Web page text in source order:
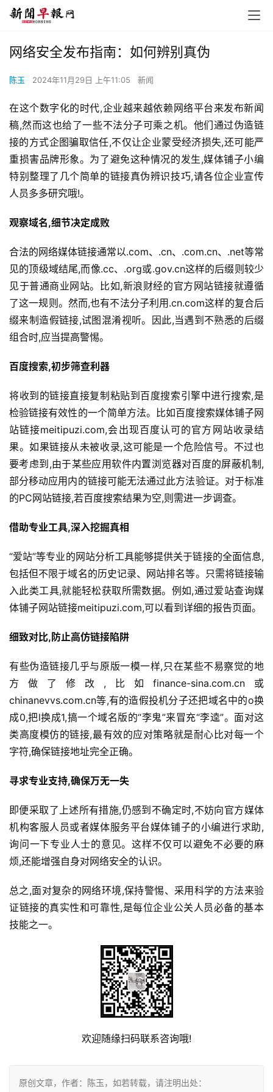
网络安全发布指南：如何辨别真伪
陈玉 2024年11月29日 上午11:05 新闻
在这个数字化的时代,企业越来越依赖网络平台来发布新闻
稿,然而这也给了一些不法分子可乘之机。他们通过伪造链
接的方式企图骗取信任,不仅让企业蒙受经济损失,还可能严
重损害品牌形象。为了避免这种情况的发生,媒体铺子小编
特别整理了几个简单的链接真伪辨识技巧,请各位企业宣传
人员多多研究哦!。
观察域名,细节决定成败
合法的网络媒体链接通常以.com、.cn、.com.cn、.net等常
见的顶级域结尾,而像.cc、.org或.gov.cn这样的后缀则较少
见于普通商业网站。比如,新浪财经的官方网站链接就遵循
了这一规则。然而,也有不法分子利用.cn.com这样的复合后
缀来制造假链接,试图混淆视听。因此,当遇到不熟悉的后缀
组合时,应当提高警惕。
百度搜索,初步筛查利器
将收到的链接直接复制粘贴到百度搜索引擎中进行搜索,是
检验链接有效性的一个简单方法。比如百度搜索媒体铺子网
站链接meitipuzi.com,会出现百度认可的官方网站收录结
果。如果链接从未被收录,这可能是一个危险信号。不过也
要考虑到,由于某些应用软件内置浏览器对百度的屏蔽机制,
部分移动应用内的链接可能无法通过此方法验证。对于标准
的PC网站链接,若百度搜索结果为空,则需进一步调查。
借助专业工具,深入挖掘真相
“爱站”等专业的网站分析工具能够提供关于链接的全面信息,
包括但不限于域名的历史记录、网站排名等。只需将链接输
入此类工具,就能轻松获取所需数据。例如,通过爱站查询媒
体铺子网站链接meitipuzi.com,可以看到详细的报告页面。
细致对比,防止高仿链接陷阱
有些伪造链接几乎与原版一模一样,只在某些不易察觉的地
方做了修改,比如finance-sina.com.cn或
chinanevvs.com.cn等,有的造假投机分子还把域名中的o换
成0,把l换成1,搞一个域名版的“李鬼”来冒充“李逵”。面对这
类高度模仿的链接,最有效的应对策略就是耐心比对每一个
字符,确保链接地址完全正确。
寻求专业支持,确保万无一失
即便采取了上述所有措施,仍感到不确定时,不妨向官方媒体
机构客服人员或者媒体服务平台媒体铺子的小编进行求助,
询问一下专业人士的意见。这样不仅可以避免不必要的麻
烦,还能增强自身对网络安全的认识。
总之,面对复杂的网络环境,保持警惕、采用科学的方法来验
证链接的真实性和可靠性,是每位企业公关人员必备的基本
技能之一。
欢迎随缘扫码联系咨询哦!
原创文章，作者：陈玉，如若转载，请注明出处：